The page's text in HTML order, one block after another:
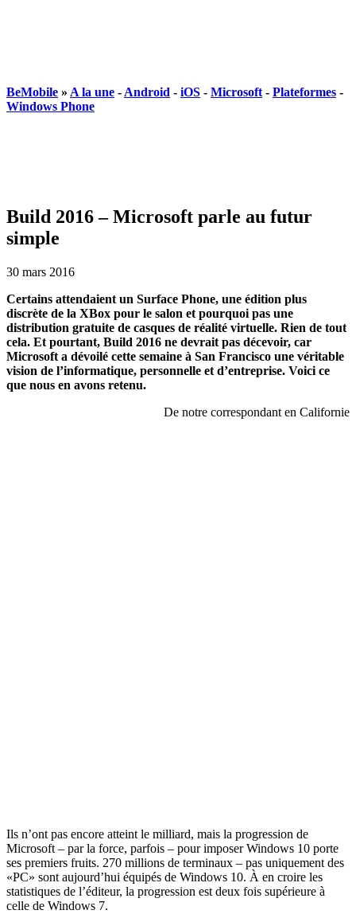
BeMobile » A la une - Android - iOS - Microsoft - Plateformes -
Windows Phone
Build 2016 – Microsoft parle au futur
simple
30 mars 2016
Certains attendaient un Surface Phone, une édition plus
discrète de la XBox pour le salon et pourquoi pas une
distribution gratuite de casques de réalité virtuelle. Rien de tout
cela. Et pourtant, Build 2016 ne devrait pas décevoir, car
Microsoft a dévoilé cette semaine à San Francisco une véritable
vision de l’informatique, personnelle et d’entreprise. Voici ce
que nous en avons retenu.
De notre correspondant en Californie
Ils n’ont pas encore atteint le milliard, mais la progression de
Microsoft – par la force, parfois – pour imposer Windows 10 porte
ses premiers fruits. 270 millions de terminaux – pas uniquement des
«PC» sont aujourd’hui équipés de Windows 10. À en croire les
statistiques de l’éditeur, la progression est deux fois supérieure à
celle de Windows 7.